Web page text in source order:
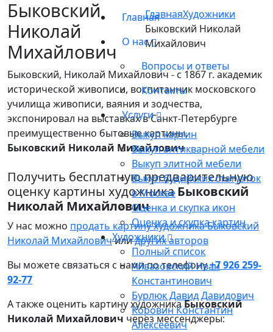
Главная
О нас
Вопросы и ответы
Контакты
Услуги
Выкуп картин
Выкуп антикварной мебели
Выкуп элитной мебели
Выкуп будийских статуэток
в Москве
Оценка и скупка икон
Оценка и скупка картин
Художники
Полный список
Айвазовский Иван
Константинович
Бурлюк Давид Давидович
Коровин Константин
Алексеевич
Быковский
Николай
Михайлович
ГлавнаяХудожники
Быковский Николай
Михайлович
Быковский, Николай Михайлович - с 1867 г. академик
исторической живописи, воспитанник московского
училища живописи, ваяния и зодчества,
экспонировал на выставках в Санкт-Петербурге
преимущественно бытовые картины.
Быковский Николай Михайлович
Получить бесплатную предварительную
оценку картины художникаБыковский
Николай Михайлович
У нас можно продать картину художника Быковский
Николай Михайловичилидругих авторов
Вы можете связаться с нами по телефону+7 926 259-
92-77
А также оценить картину художникаБыковский
Николай Михайлович через мессенджеры: